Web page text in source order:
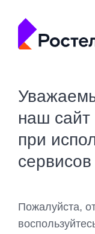
наш сайт
при
сервисов
Пожалуйста,